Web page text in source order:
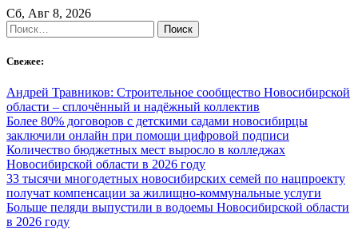
Skip
to
content
Сб, Авг 8, 2026
Найти:
Свежее:
Андрей Травников: Строительное сообщество Новосибирской
области – сплочённый и надёжный коллектив
Более 80% договоров с детскими садами новосибирцы
заключили онлайн при помощи цифровой подписи
Количество бюджетных мест выросло в колледжах
Новосибирской области в 2026 году
33 тысячи многодетных новосибирских семей по нацпроекту
получат компенсации за жилищно-коммунальные услуги
Больше пеляди выпустили в водоемы Новосибирской области
в 2026 году